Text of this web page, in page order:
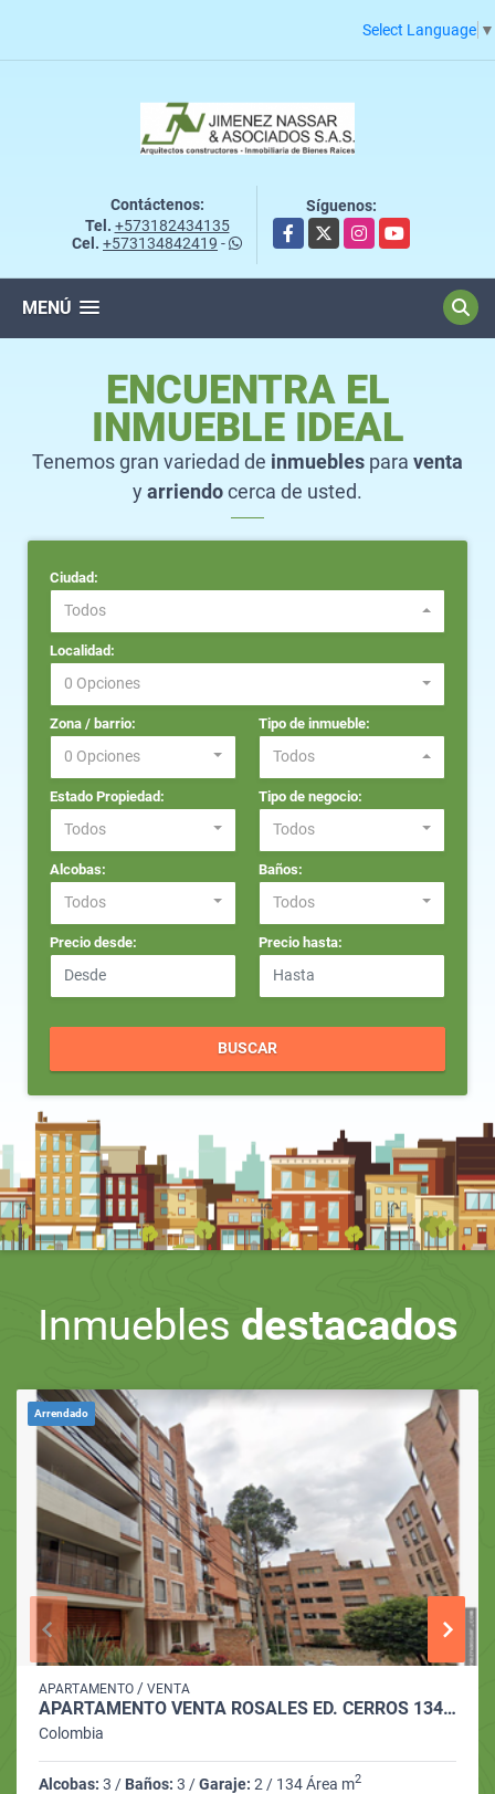
Select Language ▼
Contáctenos:
Tel. +573182434135
Cel. +573134842419 -
Síguenos:
Facebook
X InstagramYouTube
MENÚ
ENCUENTRA EL
INMUEBLE IDEAL
Tenemos gran variedad de inmuebles para venta
y arriendocerca de usted.
Ciudad:
Todos
Localidad:
0 Opciones
Zona / barrio:
0 Opciones
Tipo de inmueble:
Todos
Estado Propiedad:
Todos
Tipo de negocio:
Todos
Alcobas:
Todos
Baños:
Todos
Precio desde: Precio hasta:
BUSCAR
Inmuebles destacados
Arrendado
APARTAMENTO / VENTA
APARTAMENTO VENTA ROSALES ED. CERROS 134M2 3ALC 3BAÑOS 2PARQ DEP
Colombia
Alcobas: 3 / Baños: 3 /Garaje: 2 / 134 Área m2